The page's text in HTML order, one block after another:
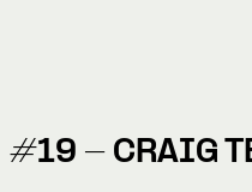
#19 - CRAIG